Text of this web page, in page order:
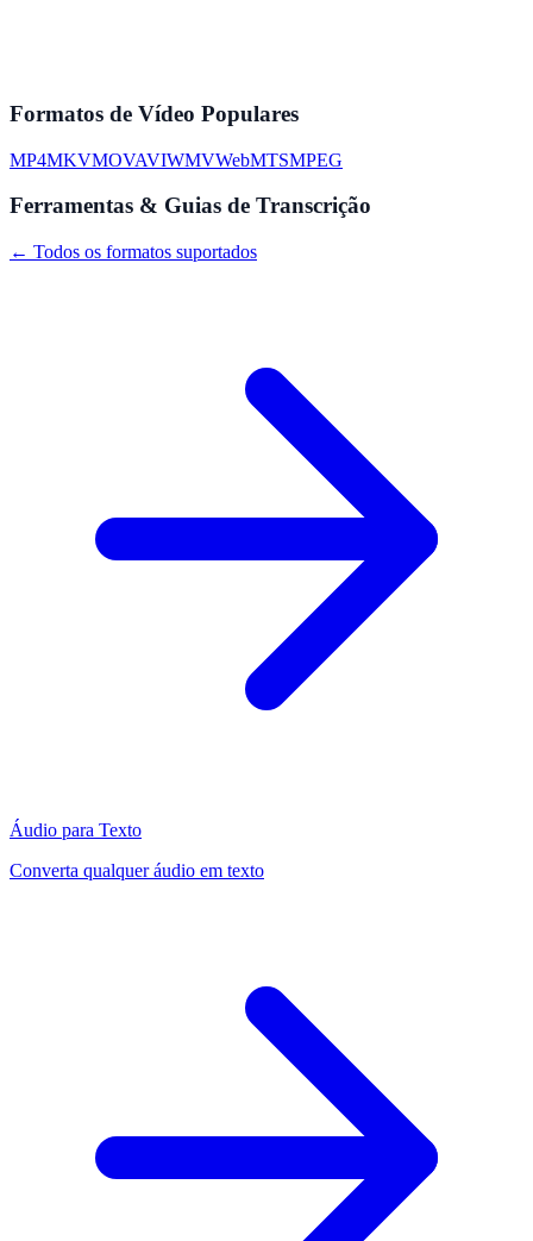
Formatos de Vídeo Populares
MP4MKVMOVAVIWMVWebMTSMPEG
Ferramentas & Guias de Transcrição
← Todos os formatos suportados
Áudio para Texto
Converta qualquer áudio em texto